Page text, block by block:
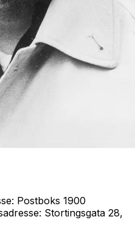
Postboks 1900
Stortingsgata 28,